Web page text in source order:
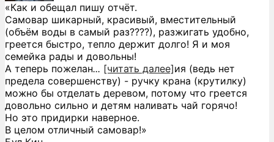
«Как и обещал пишу отчёт.
Самовар шикарный, красивый, вместительный
(объём воды в самый раз????), разжигать удобно,
греется быстро, тепло держит долго! Я и моя
семейка рады и довольны!
А теперь пожелан... [читать далее]ия (ведь нет
предела совершенству) - ручку крана (крутилку)
можно бы отделать деревом, потому что греется
довольно сильно и детям наливать чай горячо!
Но это придирки наверное.
В целом отличный самовар!»